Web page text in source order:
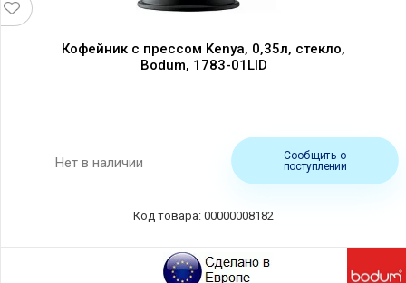
Кофейник с прессом Kenya, 0,35л, стекло,
Bodum, 1783-01LID
Нет в наличии
Сообщить о
поступлении
Код товара: 00000008182